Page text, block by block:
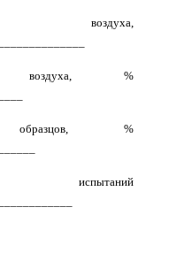
воздуха, %
образцов, %
испытаний